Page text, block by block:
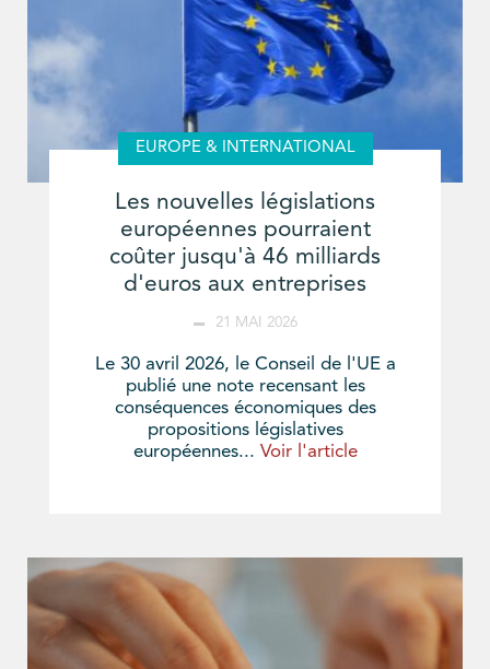
EUROPE & INTERNATIONAL
Les nouvelles législations
européennes pourraient
coûter jusqu'à 46 milliards
d'euros aux entreprises
21 MAI 2026
Le 30 avril 2026, le Conseil de l'UE a
publié une note recensant les
conséquences économiques des
propositions législatives
européennes... Voir l'article